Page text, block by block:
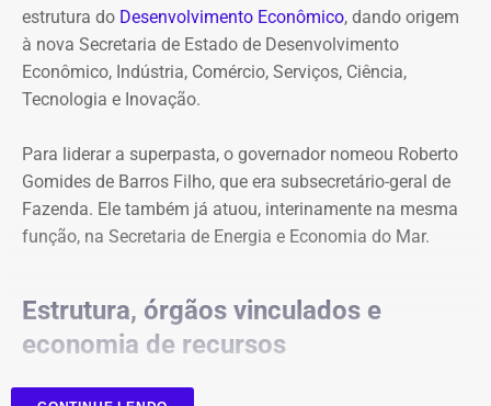
estrutura do Desenvolvimento Econômico, dando origem
à nova Secretaria de Estado de Desenvolvimento
Econômico, Indústria, Comércio, Serviços, Ciência,
Tecnologia e Inovação.
Para liderar a superpasta, o governador nomeou Roberto
Gomides de Barros Filho, que era subsecretário-geral de
Fazenda. Ele também já atuou, interinamente na mesma
função, na Secretaria de Energia e Economia do Mar.
Estrutura, órgãos vinculados e
economia de recursos
A reorganização foi realizada sem aumento de despesas.